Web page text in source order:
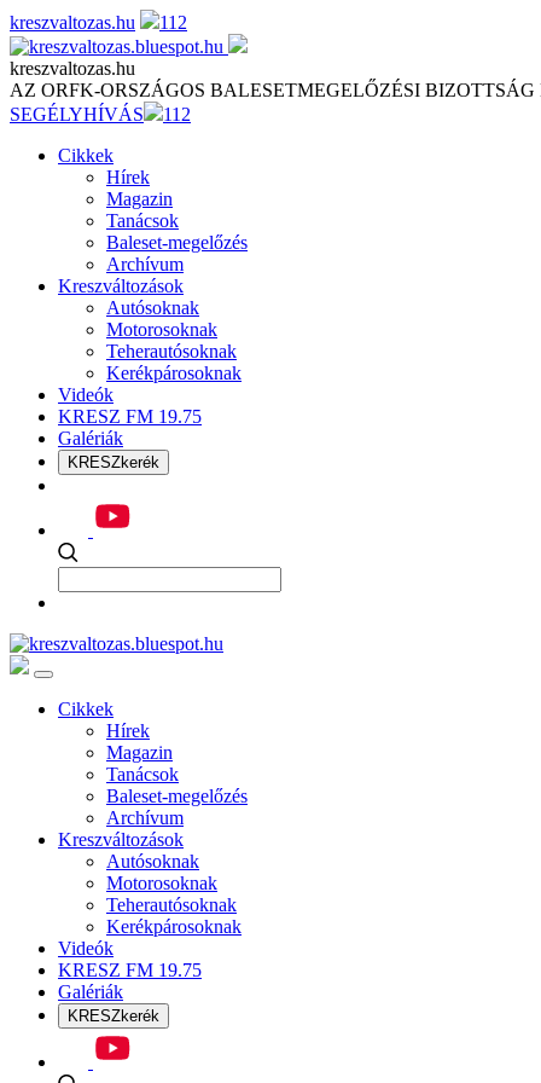
Skip
to
content
kreszvaltozas.hu 112
kreszvaltozas.hu
AZ ORFK-ORSZÁGOS BALESETMEGELŐZÉSI
SEGÉLYHÍVÁS
112
Cikkek
Hírek
Magazin
Tanácsok
Baleset-megelőzés
Archívum
Kreszváltozások
Autósoknak
Motorosoknak
Teherautósoknak
Kerékpárosoknak
Videók
KRESZ FM 19.75
Galériák
KRESZkerék
Cikkek
Hírek
Magazin
Tanácsok
Baleset-megelőzés
Archívum
Kreszváltozások
Autósoknak
Motorosoknak
Teherautósoknak
Kerékpárosoknak
Videók
KRESZ FM 19.75
Galériák
KRESZkerék